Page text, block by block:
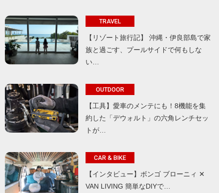
TRAVEL
【リゾート旅行記】 沖縄・伊良部島で家
族と過ごす、プールサイドで何もしな
い…
OUTDOOR
【工具】愛車のメンテにも！8機能を集
約した「デウォルト」の六角レンチセッ
トが…
CAR & BIKE
【インタビュー】ボンゴ ブローニィ ✕
VAN LIVING 簡単なDIYで…